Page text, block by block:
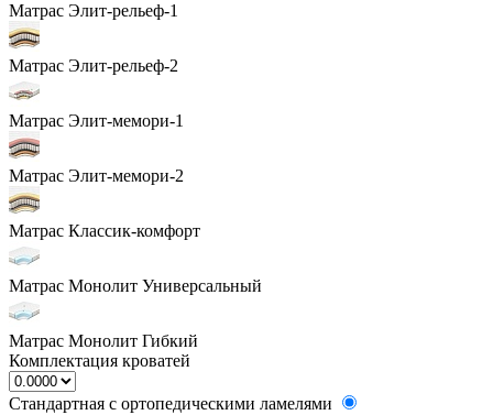
Матрас Элит-рельеф-1
Матрас Элит-рельеф-2
Матрас Элит-мемори-1
Матрас Элит-мемори-2
Матрас Классик-комфорт
Матрас Монолит Универсальный
Матрас Монолит Гибкий
Комплектация кроватей
Стандартная с ортопедическими ламелями